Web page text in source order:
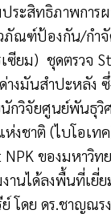
ระสิทธิภาพการ
ภัณฑ์ป้องกัน/กำ
เซียม) ชุดตรวจ
างมันสำปะหลัง
กวิจัยศูนย์พันธุวิ
งชาติ (ไบโอเท
NPK ของมหาวิท
งานได้ลงพื้นที่เ
โดย ดร.ชาญณร